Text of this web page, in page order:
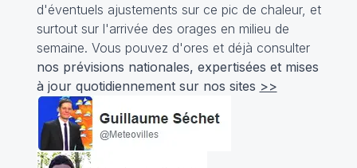
d'éventuels ajustements sur ce pic de chaleur, et
surtout sur l'arrivée des orages en milieu de
semaine. Vous pouvez d'ores et déjà consulter
nos prévisions nationales, expertisées et mises
à jour quotidiennement sur nos sites >>